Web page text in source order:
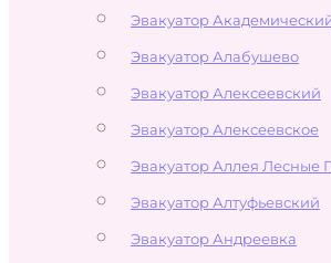
Эвакуатор
Эвакуатор Алабушево
Эвакуатор Алексеевский
Эвакуатор Алексеевское
Эвакуатор Аллея Лесные
Эвакуатор Алтуфьевский
Эвакуатор Андреевка